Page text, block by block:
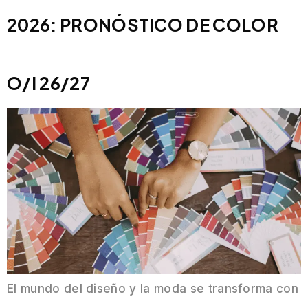
2026: PRONÓSTICO DE COLOR
O/I 26/27
El mundo del diseño y la moda se transforma con